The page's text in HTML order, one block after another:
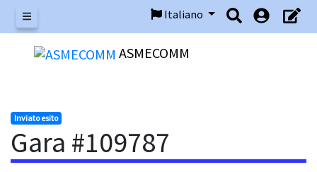
Menu
Italiano
ASMECOMM
Inviato esito
Gara #109787